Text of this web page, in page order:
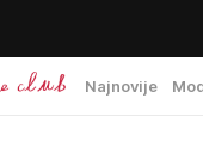
Najnovije